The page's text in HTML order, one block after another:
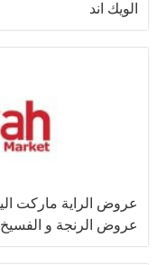
الويك اند
عروض الرنجة و الفسيخ